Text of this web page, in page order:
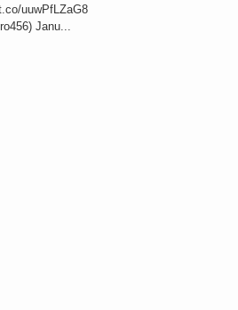
uuwPfLZaG8
Janu...